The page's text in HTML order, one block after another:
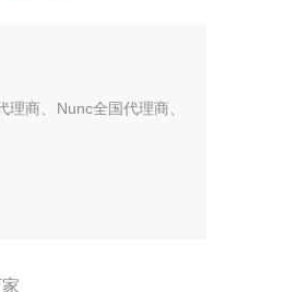
商、Nunc全国代理商、